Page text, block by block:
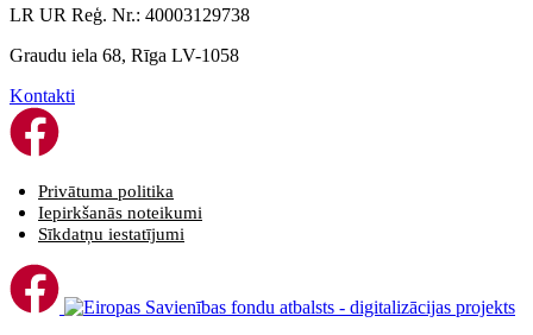
LR UR Reģ. Nr.: 40003129738
Graudu iela 68, Rīga LV-1058
Kontakti
Privātuma politika
Iepirkšanās noteikumi
Sīkdatņu iestatījumi